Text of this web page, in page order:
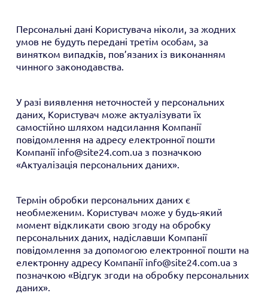
Персональні дані Користувача ніколи, за жодних
умов не будуть передані третім особам, за
винятком випадків, пов’язаних із виконанням
чинного законодавства.
У разі виявлення неточностей у персональних
даних, Користувач може актуалізувати їх
самостійно шляхом надсилання Компанії
повідомлення на адресу електронної пошти
Компанії info@site24.com.ua з позначкою
«Актуалізація персональних даних».
Термін обробки персональних даних є
необмеженим. Користувач може у будь-який
момент відкликати свою згоду на обробку
персональних даних, надіславши Компанії
повідомлення за допомогою електронної пошти на
електронну адресу Компанії info@site24.com.ua з
позначкою «Відгук згоди на обробку персональних
даних».